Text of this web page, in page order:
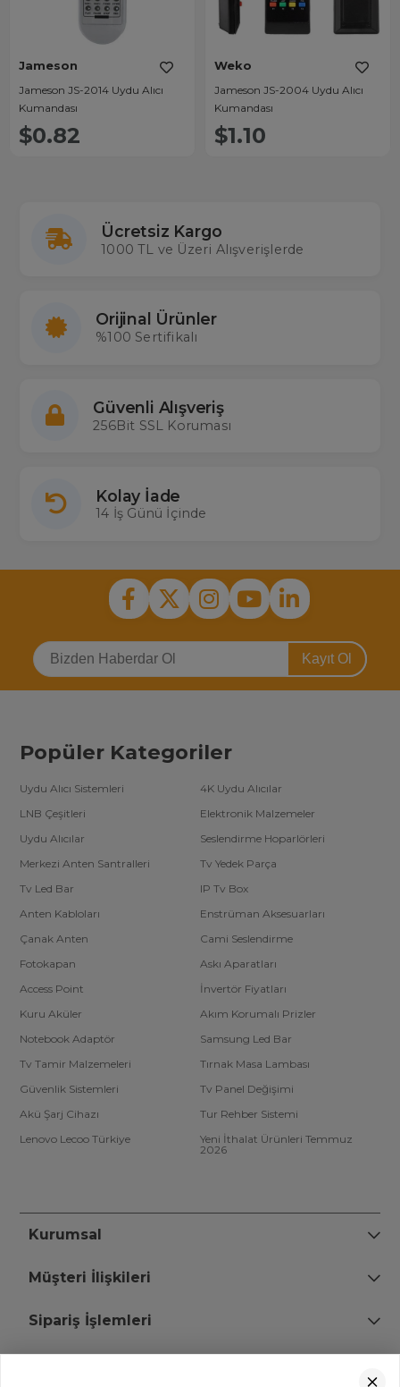
Jameson
Jameson JS-2014 Uydu Alıcı
Kumandası
$0.82
Weko
Jameson JS-2004 Uydu Alıcı
Kumandası
$1.10
Ücretsiz Kargo
1000 TL ve Üzeri Alışverişlerde
Orijinal Ürünler
%100 Sertifikalı
Güvenli Alışveriş
256Bit SSL Koruması
Kolay İade
14 İş Günü İçinde
Kayıt Ol
Popüler Kategoriler
Uydu Alıcı Sistemleri
4K Uydu Alıcılar
LNB Çeşitleri
Elektronik Malzemeler
Uydu Alıcılar
Seslendirme Hoparlörleri
Merkezi Anten Santralleri
Tv Yedek Parça
Tv Led Bar
IP Tv Box
Anten Kabloları
Enstrüman Aksesuarları
Çanak Anten
Cami Seslendirme
Fotokapan
Askı Aparatları
Access Point
İnvertör Fiyatları
Kuru Aküler
Akım Korumalı Prizler
Notebook Adaptör
Samsung Led Bar
Tv Tamir Malzemeleri
Tırnak Masa Lambası
Güvenlik Sistemleri
Tv Panel Değişimi
Akü Şarj Cihazı
Tur Rehber Sistemi
Lenovo Lecoo Türkiye
Yeni İthalat Ürünleri Temmuz
2026
Kurumsal
Müşteri İlişkileri
Sipariş İşlemleri